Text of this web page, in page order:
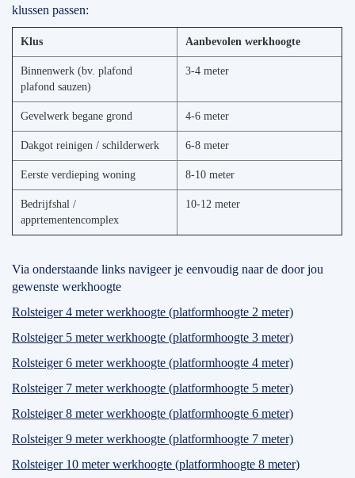
klussen passen:
Klus Aanbevolen werkhoogte
Binnenwerk (bv. plafond
plafond sauzen)
3-4 meter
Gevelwerk begane grond 4-6 meter
Dakgot reinigen / schilderwerk 6-8 meter
Eerste verdieping woning 8-10 meter
Bedrijfshal /
apprtementencomplex
10-12 meter
Via onderstaande links navigeer je eenvoudig naar de door jou
gewenste werkhoogte
Rolsteiger 4 meter werkhoogte (platformhoogte 2 meter)
Rolsteiger 5 meter werkhoogte (platformhoogte 3 meter)
Rolsteiger 6 meter werkhoogte (platformhoogte 4 meter)
Rolsteiger 7 meter werkhoogte (platformhoogte 5 meter)
Rolsteiger 8 meter werkhoogte (platformhoogte 6 meter)
Rolsteiger 9 meter werkhoogte (platformhoogte 7 meter)
Rolsteiger 10 meter werkhoogte (platformhoogte 8 meter)